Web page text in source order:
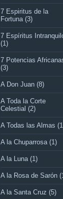
7 Espiritus de la
Fortuna (3)
7 Espíritus
(1)
7 Potencias
(3)
A Don Juan (8)
A Toda la Corte
Celestial (2)
A Todas las Almas
A la Chuparrosa (1)
A la Luna (1)
A la Rosa de Sarón
A la Santa Cruz (5)